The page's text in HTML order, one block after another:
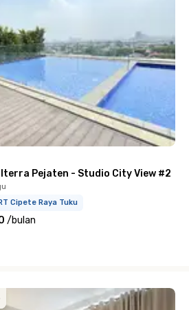
Pejaten - Studio City View #2
Cipete Raya Tuku
/bulan